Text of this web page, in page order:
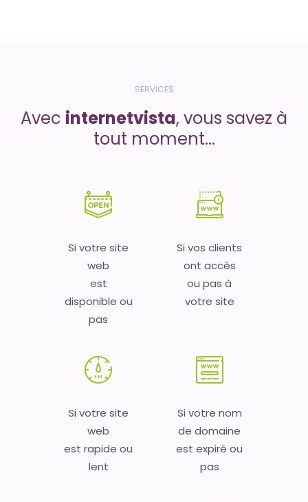
SERVICES
Avec internetvista, vous savez à
tout moment...
Si votre site
web
est
disponible ou
pas
Si vos clients
ont accès
ou pas à
votre site
Si votre site
web
est rapide ou
lent
Si votre nom
de domaine
est expiré ou
pas